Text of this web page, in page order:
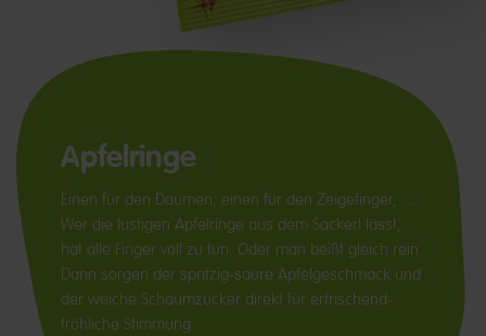
Apfelringe
Einen für den Daumen, einen für den Zeigefinger, …
Wer die lustigen Apfelringe aus dem Sackerl lässt,
hat alle Finger voll zu tun. Oder man beißt gleich rein.
Dann sorgen der spritzig-saure Apfelgeschmack und
der weiche Schaumzucker direkt für erfrischend-
fröhliche Stimmung.